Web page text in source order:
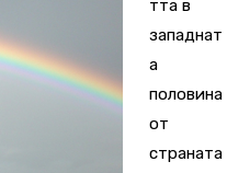
тта в
западнат
а
половина
от
страната